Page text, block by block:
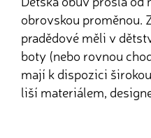
obrovskou proměnou.
pradědové měli v
boty (nebo rovnou
mají k dispozici
liší materiálem,